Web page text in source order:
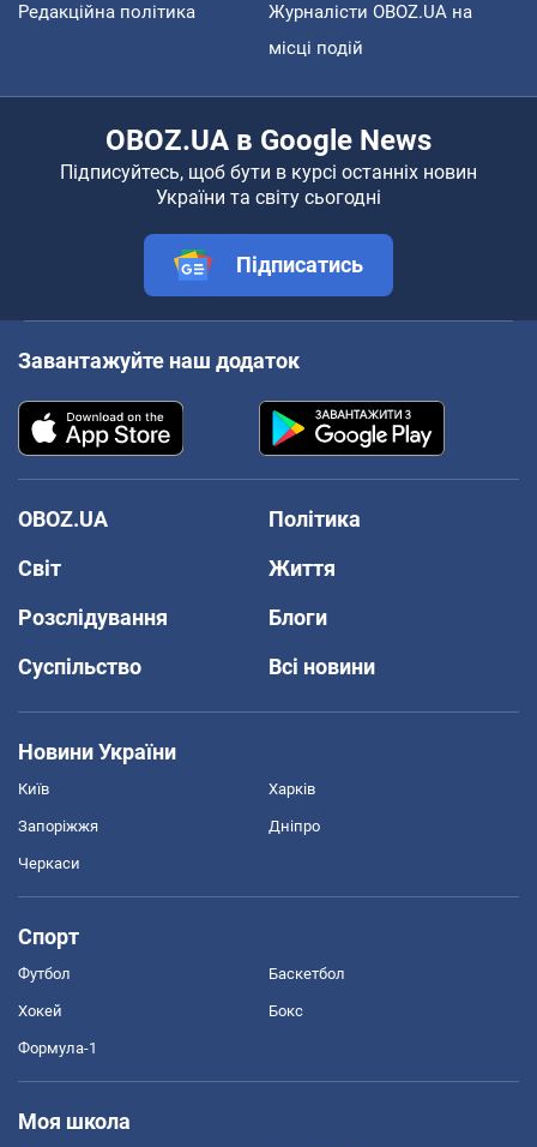
Редакційна політика
Журналісти OBOZ.UA на
місці подій
OBOZ.UA в Google News
Підписуйтесь, щоб бути в курсі останніх новин
України та світу сьогодні
Підписатись
Завантажуйте наш додаток
OBOZ.UA
Політика
Світ
Життя
Розслідування
Блоги
Суспільство
Всі новини
Новини України
Київ Харків
Запоріжжя Дніпро
Черкаси
Спорт
Футбол Баскетбол
Хокей Бокс
Формула-1
Моя школа